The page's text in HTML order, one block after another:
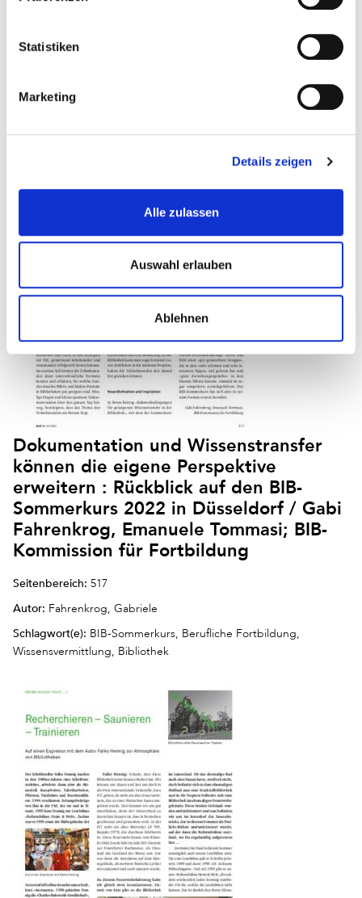
Statistiken
Marketing
Details zeigen
Alle zulassen
Auswahl erlauben
Ablehnen
Autor:
Dokumentation und Wissenstransfer
können die eigene Perspektive
erweitern : Rückblick auf den BIB-
Sommerkurs 2022 in Düsseldorf / Gabi
Fahrenkrog, Emanuele Tommasi; BIB-
Kommission für Fortbildung
Seitenbereich: 517
Autor: Fahrenkrog, Gabriele
Schlagwort(e): BIB-Sommerkurs, Berufliche Fortbildung,
Wissensvermittlung, Bibliothek